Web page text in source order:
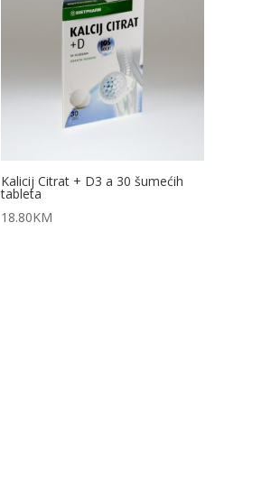
Kalicij Citrat + D3 a 30 šumećih
tableta
18.80KM